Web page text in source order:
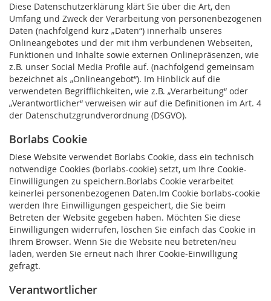
Diese Datenschutzerklärung klärt Sie über die Art, den
Umfang und Zweck der Verarbeitung von personenbezogenen
Daten (nachfolgend kurz „Daten“) innerhalb unseres
Onlineangebotes und der mit ihm verbundenen Webseiten,
Funktionen und Inhalte sowie externen Onlinepräsenzen, wie
z.B. unser Social Media Profile auf. (nachfolgend gemeinsam
bezeichnet als „Onlineangebot“). Im Hinblick auf die
verwendeten Begrifflichkeiten, wie z.B. „Verarbeitung“ oder
„Verantwortlicher“ verweisen wir auf die Definitionen im Art. 4
der Datenschutzgrundverordnung (DSGVO).
Borlabs Cookie
Diese Website verwendet Borlabs Cookie, dass ein technisch
notwendige Cookies (borlabs-cookie) setzt, um Ihre Cookie-
Einwilligungen zu speichern.Borlabs Cookie verarbeitet
keinerlei personenbezogenen Daten.Im Cookie borlabs-cookie
werden Ihre Einwilligungen gespeichert, die Sie beim
Betreten der Website gegeben haben. Möchten Sie diese
Einwilligungen widerrufen, löschen Sie einfach das Cookie in
Ihrem Browser. Wenn Sie die Website neu betreten/neu
laden, werden Sie erneut nach Ihrer Cookie-Einwilligung
gefragt.
Verantwortlicher